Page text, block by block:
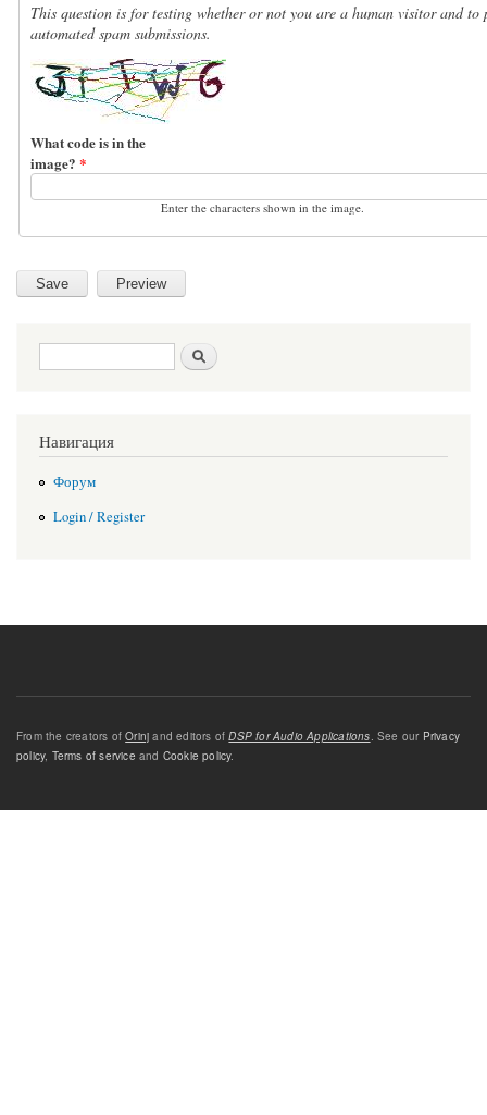
This question is for testing whether or not you are a human visitor and to
automated spam submissions.
What code is in the
image? *
Enter the characters shown in the image.
Search form
Навигация
Форум
Login / Register
From the creators ofOrinj and editors ofDSP for Audio Applications. See our Privacy
policy, Terms of service and Cookie policy.